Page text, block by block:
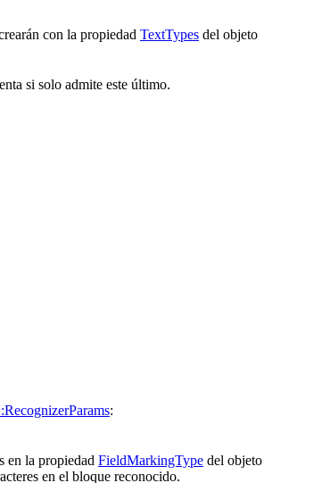
con la propiedad TextTypes del objeto
si solo admite este último.
:
en la propiedad FieldMarkingType del objeto
en el bloque reconocido.